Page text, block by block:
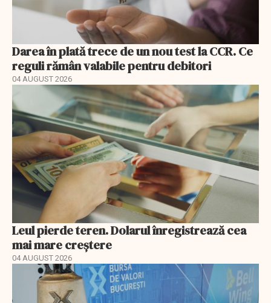
Darea în plată trece de un nou test la CCR. Ce
reguli rămân valabile pentru debitori
04 AUGUST 2026
Leul pierde teren. Dolarul înregistrează cea
mai mare creștere
04 AUGUST 2026